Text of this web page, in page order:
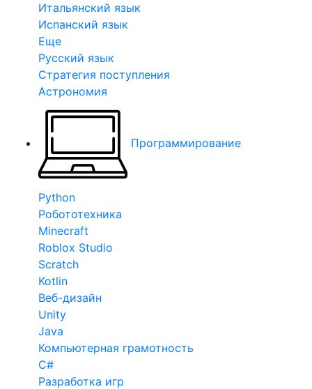
Итальянский язык
Испанский язык
Еще
Русский язык
Стратегия поступления
Астрономия
Программирование
Python
Робототехника
Minecraft
Roblox Studio
Scratch
Kotlin
Веб-дизайн
Unity
Java
Компьютерная грамотность
C#
Разработка игр